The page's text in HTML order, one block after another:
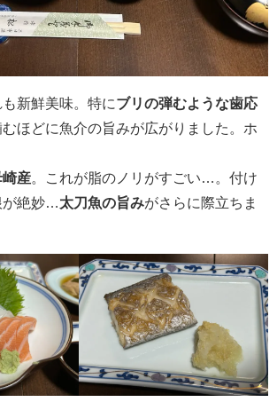
新鮮美味。特にブリの弾むような歯応
ほどに魚介の旨みが広がりました。ホ
崎産 。これが脂のノリがすごい…。付け
絶妙… 太刀魚の旨みがさらに際立ちま